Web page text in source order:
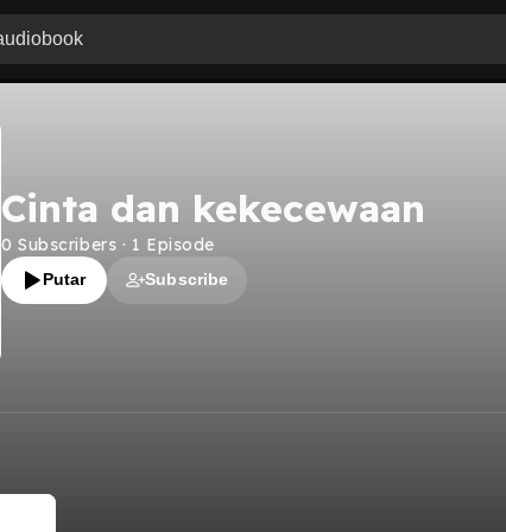
Cinta dan kekecewaan
0 Subscribers · 1 Episode
Putar Subscribe